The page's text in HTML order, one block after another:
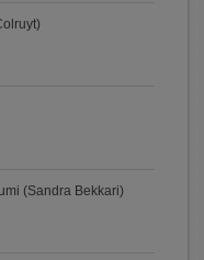
(Sandra Bekkari)